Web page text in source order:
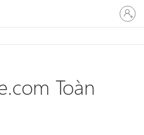
Đăng
nhập
tài
của
Toàn